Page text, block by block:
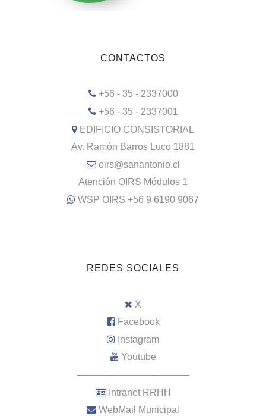
CONTACTOS
+56 - 35 - 2337000
+56 - 35 - 2337001
EDIFICIO CONSISTORIAL
Av. Ramón Barros Luco 1881
oirs@sanantonio.cl
Atención OIRS Módulos 1
WSP OIRS +56 9 6190 9067
REDES SOCIALES
X
Facebook
Instagram
Youtube
–––––––––––––––––––––
Intranet RRHH
WebMail Municipal